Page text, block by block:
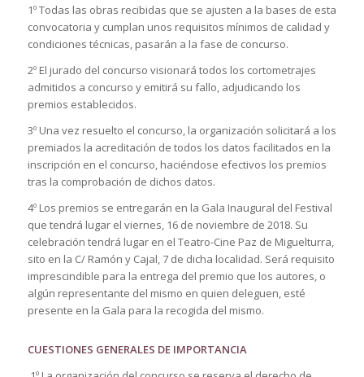
1º Todas las obras recibidas que se ajusten a la bases de esta
convocatoria y cumplan unos requisitos mínimos de calidad y
condiciones técnicas, pasarán a la fase de concurso.
2º El jurado del concurso visionará todos los cortometrajes
admitidos a concurso y emitirá su fallo, adjudicando los
premios establecidos.
3º Una vez resuelto el concurso, la organización solicitará a los
premiados la acreditación de todos los datos facilitados en la
inscripción en el concurso, haciéndose efectivos los premios
tras la comprobación de dichos datos.
4º Los premios se entregarán en la Gala Inaugural del Festival
que tendrá lugar el viernes, 16 de noviembre de 2018. Su
celebración tendrá lugar en el Teatro-Cine Paz de Miguelturra,
sito en la C/ Ramón y Cajal, 7 de dicha localidad. Será requisito
imprescindible para la entrega del premio que los autores, o
algún representante del mismo en quien deleguen, esté
presente en la Gala para la recogida del mismo.
CUESTIONES GENERALES DE IMPORTANCIA